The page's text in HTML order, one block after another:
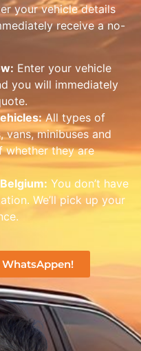
your vehicle details
receive a no-
Enter your vehicle
you will immediately
All types of
vans, minibuses and
whether they are
You don’t have
We’ll pick up your